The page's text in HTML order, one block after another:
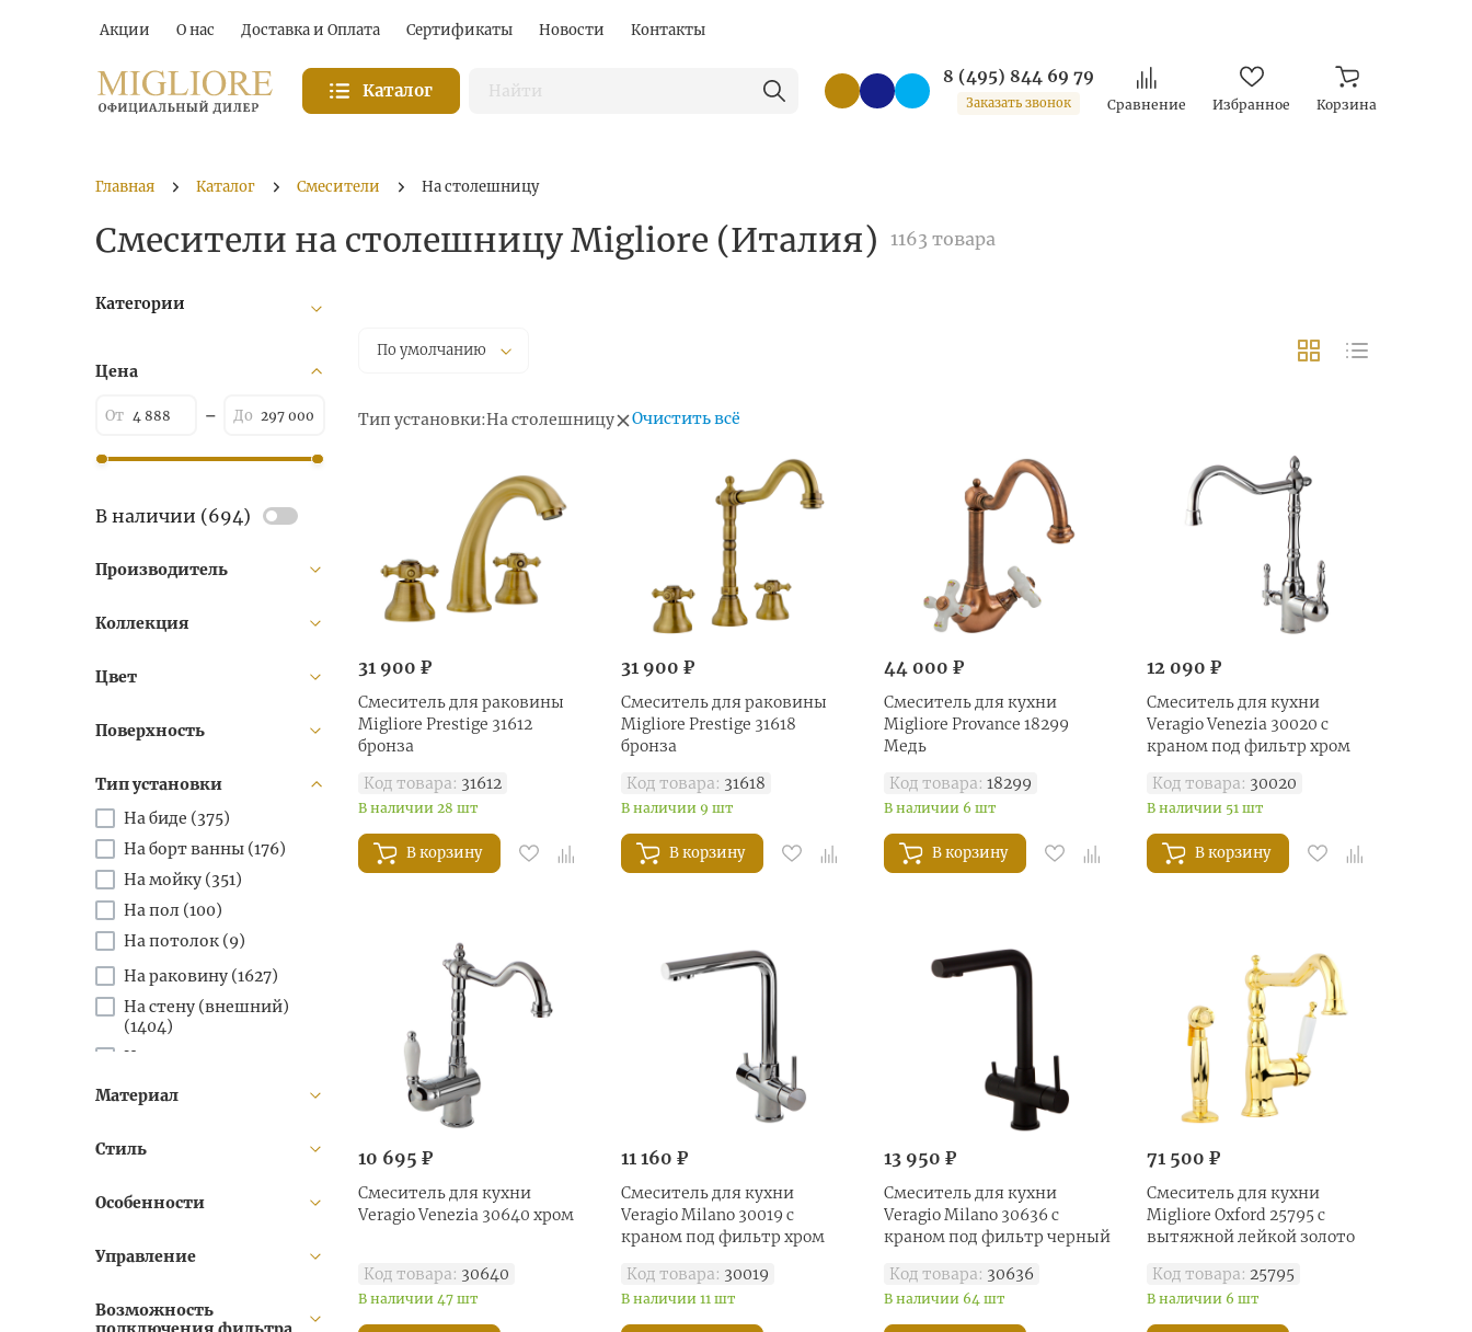
Акции О нас Доставка и Оплата Сертификаты Новости Контакты
Каталог
8 (495) 844 69 79
Заказать звонок Сравнение Избранное Корзина
Главная Каталог Смесители На столешницу
Смесители на столешницу Migliore (Италия) 1163 товара
По умолчанию
Тип установки:На столешницу Очистить всё
31 900 ₽
Смеситель для раковины
Migliore Prestige 31612
бронза
Код товара: 31612
В наличии 28 шт
В корзину
31 900 ₽
Смеситель для раковины
Migliore Prestige 31618
бронза
Код товара: 31618
В наличии 9 шт
В корзину
44 000 ₽
Смеситель для кухни
Migliore Provance 18299
Медь
Код товара: 18299
В наличии 6 шт
В корзину
12 090 ₽
Смеситель для кухни
Veragio Venezia 30020 с
краном под фильтр хром
Код товара: 30020
В наличии 51 шт
В корзину
10 695 ₽
Смеситель для кухни
Veragio Venezia 30640 хром
Код товара: 30640
В наличии 47 шт
11 160 ₽
Смеситель для кухни
Veragio Milano 30019 с
краном под фильтр хром
Код товара: 30019
В наличии 11 шт
13 950 ₽
Смеситель для кухни
Veragio Milano 30636 с
краном под фильтр черный
Код товара: 30636
В наличии 64 шт
71 500 ₽
Смеситель для кухни
Migliore Oxford 25795 с
вытяжной лейкой золото
Код товара: 25795
В наличии 6 шт
Категории
Цена
В наличии (694)
Производитель
Коллекция
Цвет
Поверхность
Тип установки
На биде (375)
На борт ванны (176)
На мойку (351)
На пол (100)
На потолок (9)
На раковину (1627)
На стену (внешний)
(1404)
На стену
На
(10
Напольный (
Материал
Стиль
Особенности
Управление
Возможность